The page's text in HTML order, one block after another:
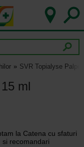
SVR Topialyse
ml
la Catena cu sfaturi
si recomandari